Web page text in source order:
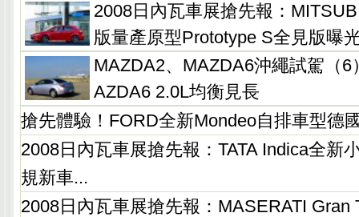
2008日內瓦車展搶先報：
版量產原型Prototype S全見版曝
MAZDA2、MAZDA6沖繩試駕（6
AZDA6 2.0L均衡見長
搶先體驗！FORD全新Mondeo自排車型德
2008日內瓦車展搶先報：TATA Indica全新
規新車...
2008日內瓦車展搶先報：MASERATI Gran